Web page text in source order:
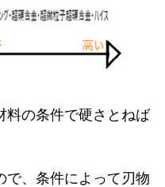
料の条件で硬さとねば
で、条件によって刃物